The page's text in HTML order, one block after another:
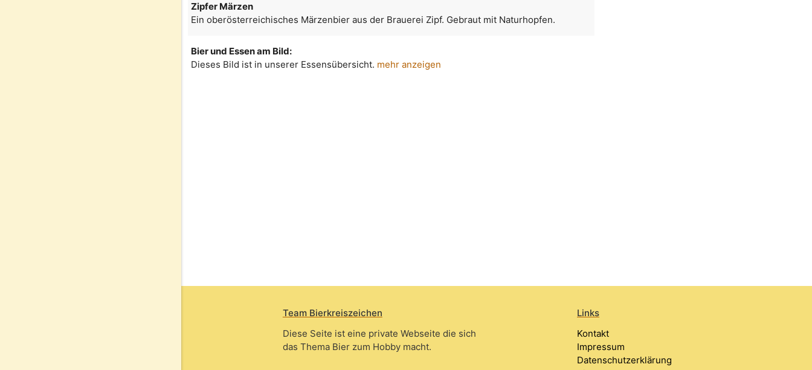
Zipfer Märzen
Ein oberösterreichisches Märzenbier aus der Brauerei Zipf. Gebraut mit Naturhopfen.
Bier und Essen am Bild:
Dieses Bild ist in unserer Essensübersicht. mehr anzeigen
Team Bierkreiszeichen
Diese Seite ist eine private Webseite die sich
das Thema Bier zum Hobby macht.
Links
Kontakt
Impressum
Datenschutzerklärung